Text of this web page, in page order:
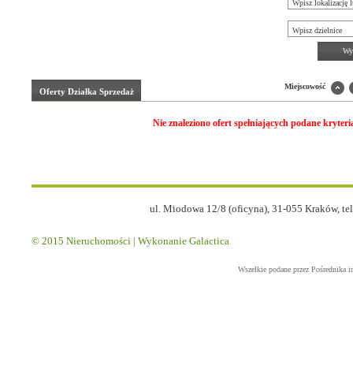
OfertyDziałka Sprzedaż
Miejscowość
Nie znaleziono ofert spełniających podane
ul. Miodowa 12/8 (oficyna), 31-055 Kraków,
© 2015 Nieruchomości | Wykonanie Galactica
Wszelkie podane przez